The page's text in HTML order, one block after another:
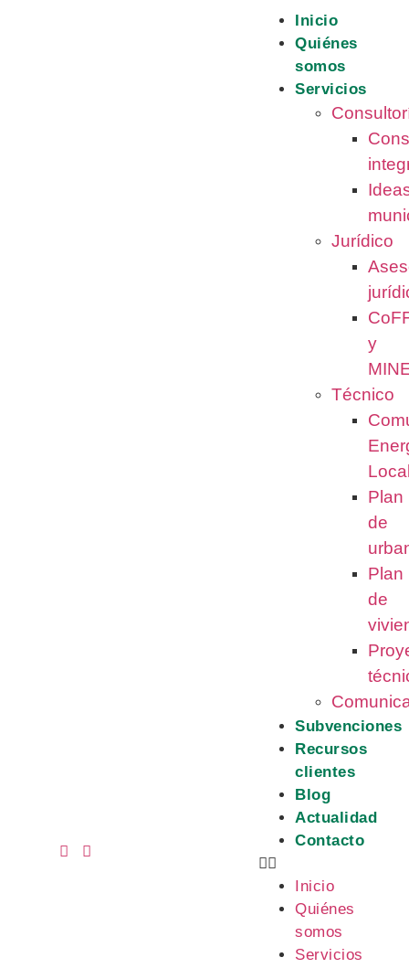
Inicio
Quiénes
somos
Servicios
Jurídico
y
Técnico
Plan
de
Plan
de
Subvenciones
Recursos
clientes
Blog
Actualidad
Contacto
Inicio
Quiénes
somos
Servicios